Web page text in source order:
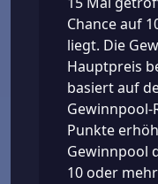
Chance auf
liegt. Die
Hauptpreis
basiert auf
Punkte
Gewinnpool
10 oder